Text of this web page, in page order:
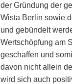
der Gründung der
Wista Berlin sowie
und gebündelt
Wertschöpfung am
geschaffen und
davon nicht allein
wird sich auch